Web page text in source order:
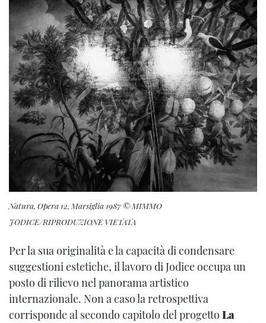
Natura, Opera 12, Marsiglia 1987 © MIMMO
JODICE/RIPRODUZIONE VIETATA
Per la sua originalità e la capacità di condensare
suggestioni estetiche, il lavoro di Jodice occupa un
posto di rilievo nel panorama artistico
internazionale. Non a caso la retrospettiva
corrisponde al secondo capitolo del progetto La